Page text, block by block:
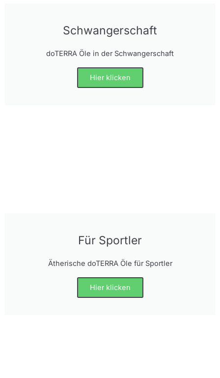
Schwangerschaft
doTERRA Öle in der Schwangerschaft
Hier klicken
Für Sportler
Ätherische doTERRA Öle für Sportler
Hier klicken